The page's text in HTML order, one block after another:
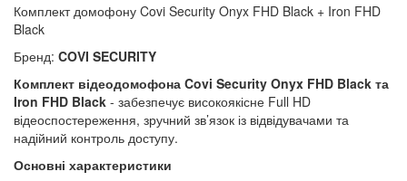
Комплект домофону Covi Security Onyx FHD Black + Iron FHD
Black
Бренд: COVI SECURITY
Комплект відеодомофона Covi Security Onyx FHD Black та
Iron FHD Black - забезпечує високоякісне Full HD
відеоспостереження, зручний зв’язок із відвідувачами та
надійний контроль доступу.
Основні характеристики